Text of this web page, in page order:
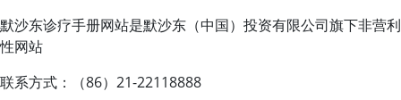
默沙东诊疗手册网站是默沙东（中国）投资有限公司旗下非营利
性网站
联系方式：（86）21-22118888